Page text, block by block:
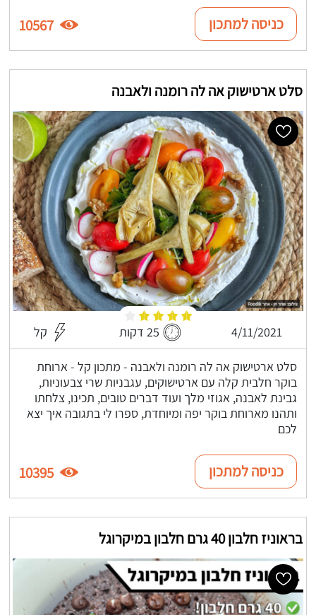
כניסה למתכון 10567
סלט ארטישוק אה לה רומנה ולאבנה
4/11/2021 25 דקות קל
סלט ארטישוק אה לה רומנה ולאבנה - מתכון קל - ארוחת
בוקר חלבית קלה עם ארטישוקים, עגבניות שרי צבעוניות,
גבינת לאבנה, אגוזי מלך ועוד דברים טובים, תכינו, צלחתו
ותהנו מארוחת בוקר יפה ומיוחדת, ספרו לי בתגובה איך יצא
לכם
כניסה למתכון 10395
בראוניז חלבון 40 גרם חלבון במיקרוגל